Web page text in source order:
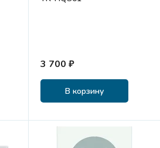
3 700 ₽
В корзину